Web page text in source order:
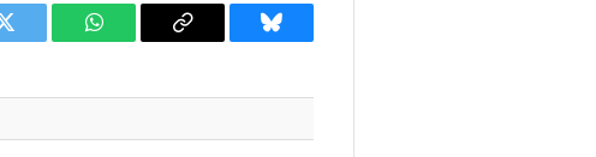
Twitter WhatsAppCopy
Bluesky